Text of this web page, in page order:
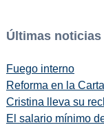
Últimas noticias
Fuego interno
Reforma en la
Cristina lleva su
El salario mínimo